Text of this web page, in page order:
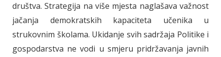
društva. Strategija na više mjesta naglašava važnost
jačanja demokratskih kapaciteta učenika u
strukovnim školama. Ukidanje svih sadržaja Politike i
gospodarstva ne vodi u smjeru pridržavanja javnih